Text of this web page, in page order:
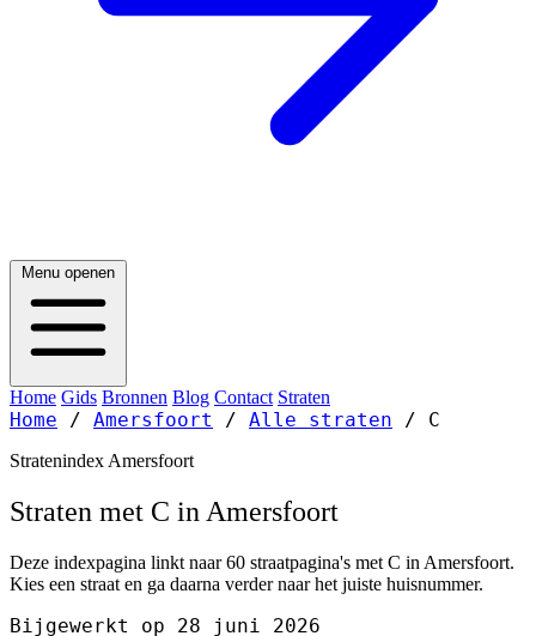
Menu openen
Home Gids Bronnen Blog Contact Straten
Home / Amersfoort / Alle straten / C
Stratenindex Amersfoort
Straten met C in Amersfoort
Deze indexpagina linkt naar 60 straatpagina's met C in Amersfoort.
Kies een straat en ga daarna verder naar het juiste huisnummer.
Bijgewerkt op 28 juni 2026